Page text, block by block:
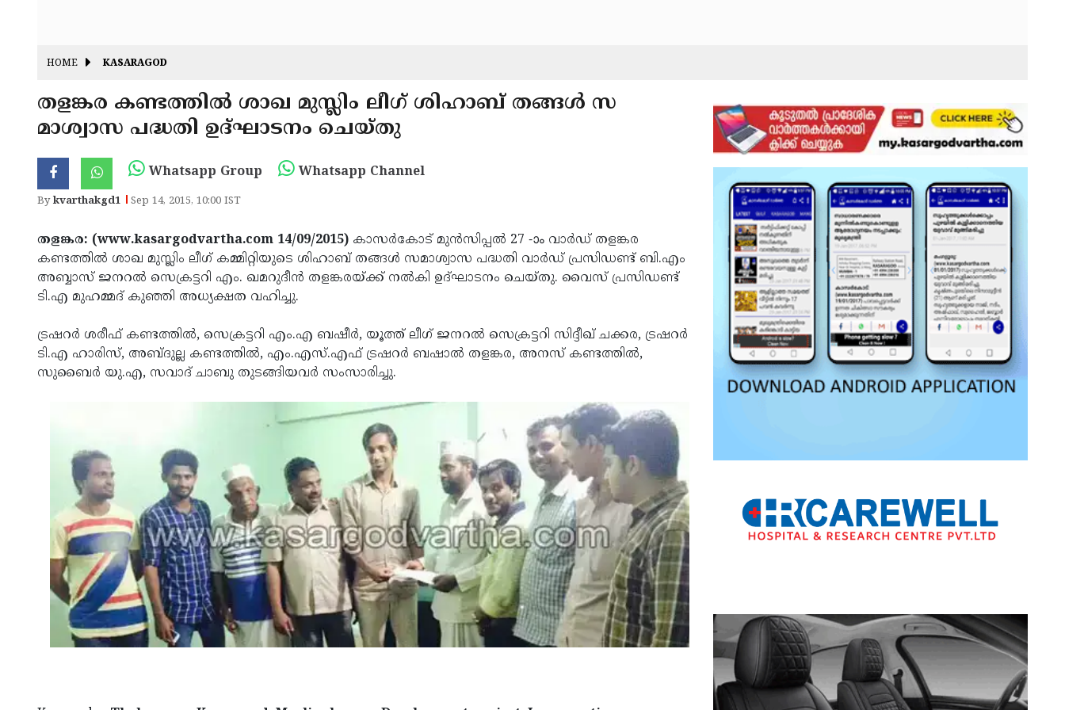
HOME KASARAGOD
തളങ്കര കണ്ടത്തില്‍ ശാഖ മുസ്ലിം ലീഗ് ശിഹാബ് തങ്ങള്‍ സ
മാശ്വാസ പദ്ധതി ഉദ്ഘാടനം ചെയ്തു
Whatsapp Group Whatsapp Channel
Bykvarthakgd1 Sep 14, 2015, 10:00 IST
തളങ്കര: (www.kasargodvartha.com 14/09/2015) കാസര്‍കോട് മുന്‍സിപ്പല്‍ 27 -ാം വാര്‍ഡ് തളങ്കര
കണ്ടത്തില്‍ ശാഖ മുസ്ലിം ലീഗ് കമ്മിറ്റിയുടെ ശിഹാബ് തങ്ങള്‍ സമാശ്വാസ പദ്ധതി വാര്‍ഡ് പ്രസിഡണ്ട് ബി.എം
അബ്ബാസ് ജനറല്‍ സെക്രട്ടറി എം. ഖമറുദീന്‍ തളങ്കരയ്ക്ക് നല്‍കി ഉദ്ഘാടനം ചെയ്തു. വൈസ് പ്രസിഡണ്ട്
ടി.എ മുഹമ്മദ് കുഞ്ഞി അധ്യക്ഷത വഹിച്ചു.
ട്രഷറര്‍ ശരീഫ് കണ്ടത്തില്‍, സെക്രട്ടറി എം.എ ബഷീര്‍, യൂത്ത് ലീഗ് ജനറല്‍ സെക്രട്ടറി സിദ്ദീഖ് ചക്കര, ട്രഷറര്‍
ടി.എ ഹാരിസ്, അബ്ദുല്ല കണ്ടത്തില്‍, എം.എസ്.എഫ് ട്രഷറര്‍ ബഷാല്‍ തളങ്കര, അനസ് കണ്ടത്തില്‍,
സുബൈര്‍ യു.എ, സവാദ് ചാബു തുടങ്ങിയവര്‍ സംസാരിച്ചു.